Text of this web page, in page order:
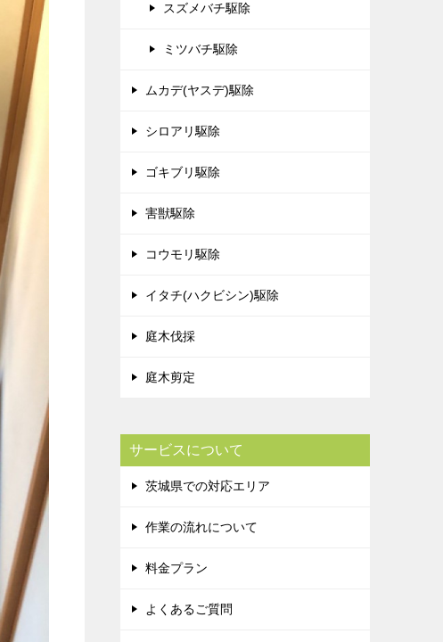
スズメバチ駆除
ミツバチ駆除
ムカデ(ヤスデ)駆除
シロアリ駆除
ゴキブリ駆除
害獣駆除
コウモリ駆除
イタチ(ハクビシン)駆除
庭木伐採
庭木剪定
サービスについて
茨城県での対応エリア
作業の流れについて
料金プラン
よくあるご質問